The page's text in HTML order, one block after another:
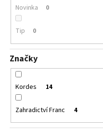
Novinka 0
Tip 0
Značky
Kordes 14
Zahradictví Franc 4
m
e
VINCA
MINOR
GERTRUDE
JACKYLL
BARVÍNEK
MENŠÍ